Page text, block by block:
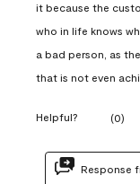
it because the
who in life knows
a bad person, as
that is not even
Helpful? (0)
Response